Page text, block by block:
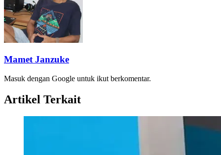
Mamet Janzuke
Masuk dengan Google untuk ikut berkomentar.
Artikel Terkait